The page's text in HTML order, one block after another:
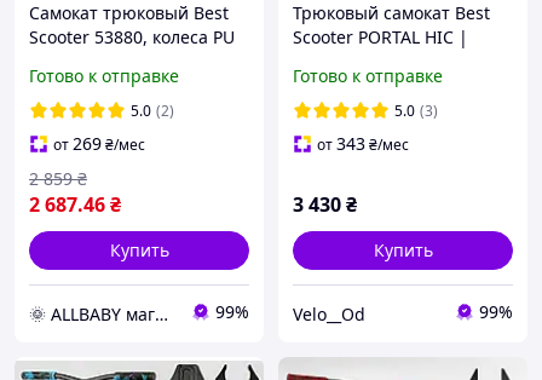
Самокат трюковый Best
Scooter 53880, колеса PU
пеги, алюминиевый диск
и дека
Готово к отправке
5.0 (2)
от269₴/мес
2 687.46₴
2 859 ₴
Купить
🌞 ALLBABY магазин товаров для детей 99%
Трюковый самокат Best
Scooter PORTAL HIC |
Алюминиевая дека | Пеги
в комплекте
Готово к отправке
5.0 (3)
от343₴/мес
3 430₴
Купить
Velo__Od 99%